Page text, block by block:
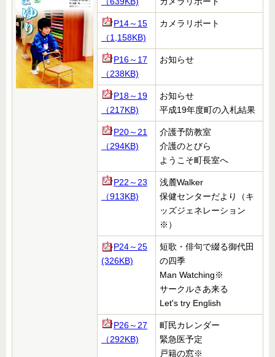
P14～15
（1,158KB)
カメラリポート
P16～17
（238KB)
お知らせ
P18～19
（217KB)
お知らせ
平成19年度町の入札結果
P20～21
（294KB)
介護予防教室
介護のとびら
ようこそ町長室へ
P22～23
（913KB)
浅麓Walker
保健センターだより（キ
ッズジェネレーション
※）
P24～25
(326KB)
短歌・俳句で綴る御代田
の四季
Man Watching※
サークルさあ来る
Let's try English
P26～27
（292KB)
町民カレンダー
緊急医予定
戸籍の窓※